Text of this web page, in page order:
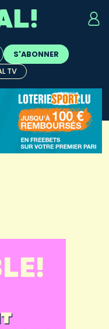
sont
S'ABONNER
TV